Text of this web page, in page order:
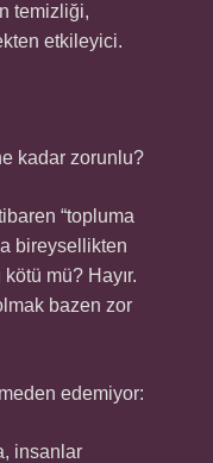
temizliği,
etkileyici.
kadar zorunlu?
“topluma
bireysellikten
mü? Hayır.
bazen zor
edemiyor:
insanlar